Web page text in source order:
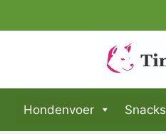
Hondenvoer Snacks